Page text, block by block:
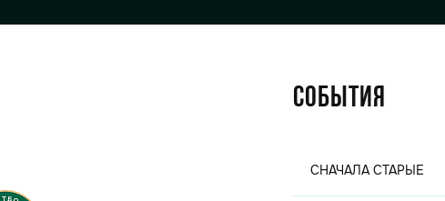
События
СНАЧАЛА СТАРЫЕ